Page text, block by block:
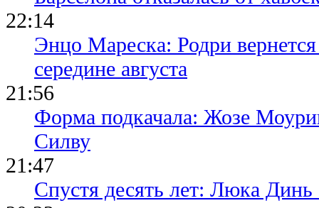
22:14
Энцо Мареска: Родри
середине августа
21:56
Форма подкачала: Жозе
Силву
21:47
Спустя десять лет: Люка